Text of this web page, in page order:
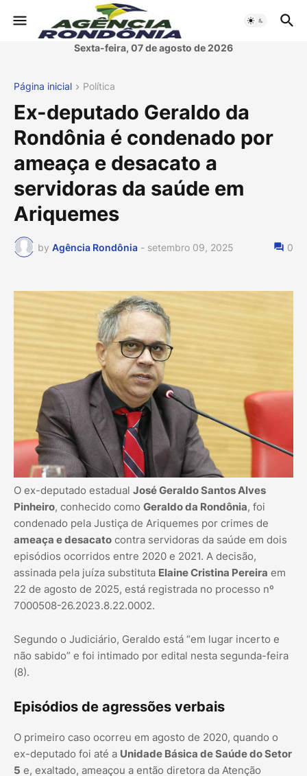
Sexta-feira, 07 de agosto de 2026
Página inicial Política
Ex-deputado Geraldo da
Rondônia é condenado por
ameaça e desacato a
servidoras da saúde em
Ariquemes
by Agência Rondônia - setembro 09, 2025 0
O ex-deputado estadual José Geraldo Santos Alves
Pinheiro, conhecido como Geraldo da Rondônia, foi
condenado pela Justiça de Ariquemes por crimes de
ameaça e desacato contra servidoras da saúde em dois
episódios ocorridos entre 2020 e 2021. A decisão,
assinada pela juíza substituta Elaine Cristina Pereira em
22 de agosto de 2025, está registrada no processo nº
7000508-26.2023.8.22.0002.
Segundo o Judiciário, Geraldo está “em lugar incerto e
não sabido” e foi intimado por edital nesta segunda-feira
(8).
Episódios de agressões verbais
O primeiro caso ocorreu em agosto de 2020, quando o
ex-deputado foi até a Unidade Básica de Saúde do Setor
5 e, exaltado, ameaçou a então diretora da Atenção